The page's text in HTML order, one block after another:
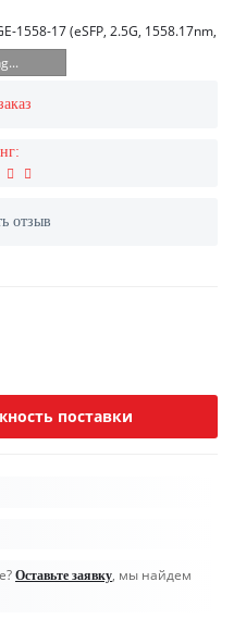
отзыв
поставки
Оставьте заявку, мы найдем